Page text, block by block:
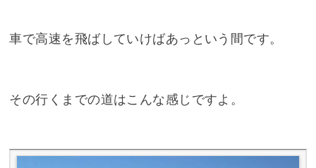
車で高速を飛ばしていけばあっという間です。
その行くまでの道はこんな感じですよ。